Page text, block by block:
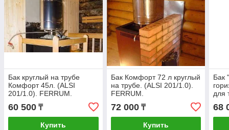
Бак круглый на трубе
Комфорт 45л. (ALSI
201/1.0). FERRUM.
60 500 ₸
Купить
Бак Комфорт 72 л круглый
на трубе. (ALSI 201/1.0).
FERRUM.
72 000₸
Купить
Бак
для
68